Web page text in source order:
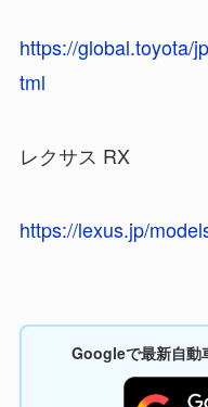
https://global.toyota/
tml
レクサス RX
https://lexus.jp/
Googleで最新自動